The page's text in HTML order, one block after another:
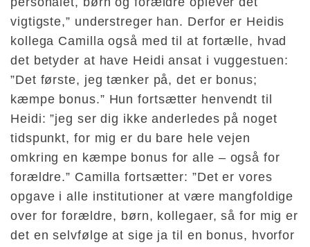
vigtigste,” understreger han. Derfor er Heidis
kollega Camilla også med til at fortælle, hvad
det betyder at have Heidi ansat i vuggestuen:
”Det første, jeg tænker på, det er bonus;
kæmpe bonus.” Hun fortsætter henvendt til
Heidi: ”jeg ser dig ikke anderledes på noget
tidspunkt, for mig er du bare hele vejen
omkring en kæmpe bonus for alle – også for
forældre.” Camilla fortsætter: ”Det er vores
opgave i alle institutioner at være mangfoldige
over for forældre, børn, kollegaer, så for mig er
det en selvfølge at sige ja til en bonus, hvorfor